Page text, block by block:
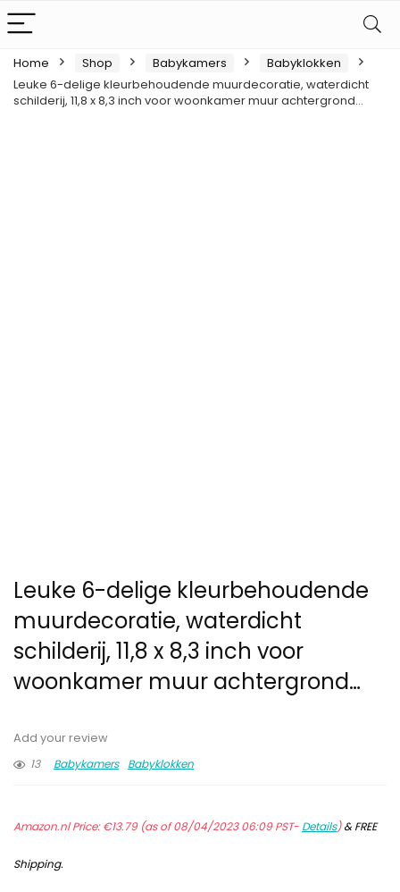
Home Shop Babykamers
Babyklokken
Leuke 6-delige kleurbehoudende muurdecoratie, waterdicht
schilderij, 11,8 x 8,3 inch voor woonkamer muur achtergrond…
Leuke 6-delige kleurbehoudende
muurdecoratie, waterdicht
schilderij, 11,8 x 8,3 inch voor
woonkamer muur achtergrond…
Add your review
13
Babykamers Babyklokken
Amazon.nl Price:€13.79(as of 08/04/2023 06:09 PST- Details)&FREE
Shipping.